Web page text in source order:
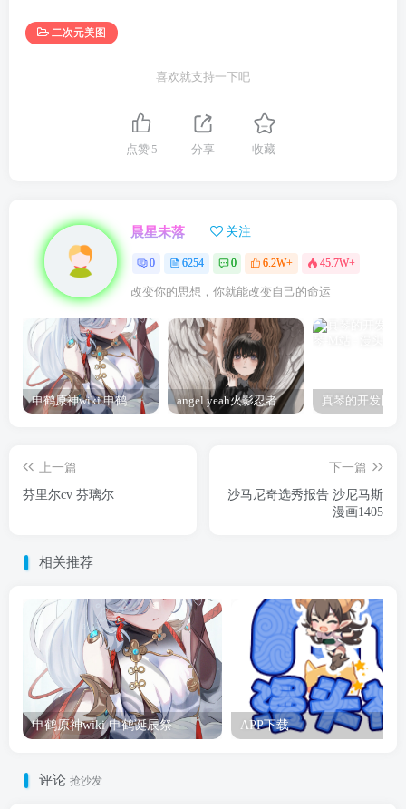
二次元美图
喜欢就支持一下吧
点赞 5 分享 收藏
晨星未落 关注
0 6254 0 6.2W+ 45.7W+
改变你的思想，你就能改变自己的命运
申鹤原神wiki 申鹤诞辰祭 angel yeah火影忍者 Angel
上一篇
芬里尔cv 芬璃尔
下一篇
沙马尼奇选秀报告 沙尼马斯
漫画1405
相关推荐
申鹤原神wiki 申鹤诞辰祭 APP下载
评论 抢沙发